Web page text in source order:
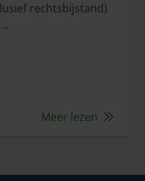
rechtsbijstand)
Meer lezen